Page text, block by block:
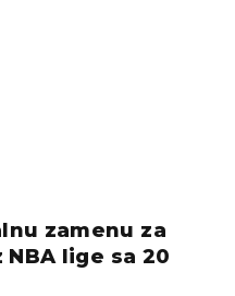
zamenu za
lige sa 20